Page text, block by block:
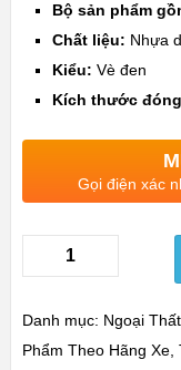
Bộ sản phẩm
Chất liệu: Nhựa
Kiểu: Vè đen
Kích thước
Gọi điện xác
Danh mục: Ngoại
Phẩm Theo Hãng Xe,